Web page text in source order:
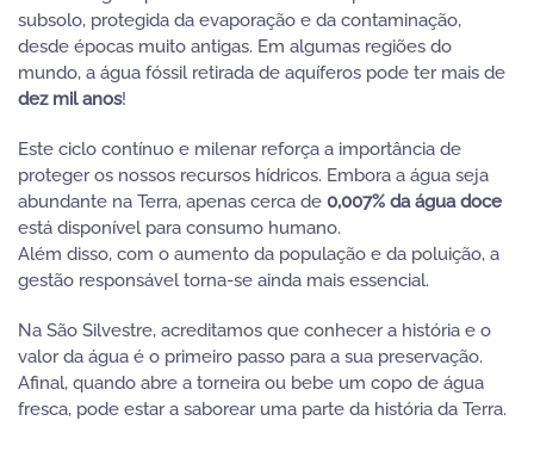
subsolo, protegida da evaporação e da contaminação,
desde épocas muito antigas. Em algumas regiões do
mundo, a água fóssil retirada de aquíferos pode ter mais de
dez mil anos!
Este ciclo contínuo e milenar reforça a importância de
proteger os nossos recursos hídricos. Embora a água seja
abundante na Terra, apenas cerca de 0,007% da água doce
está disponível para consumo humano.
Além disso, com o aumento da população e da poluição, a
gestão responsável torna-se ainda mais essencial.
Na São Silvestre, acreditamos que conhecer a história e o
valor da água é o primeiro passo para a sua preservação.
Afinal, quando abre a torneira ou bebe um copo de água
fresca, pode estar a saborear uma parte da história da Terra.